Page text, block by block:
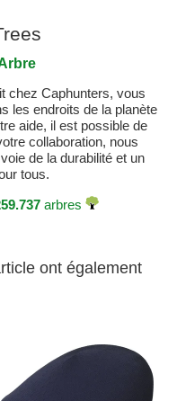
chez Caphunters, vous
les endroits de la planète
aide, il est possible de
collaboration, nous
de la durabilité et un
tous.
arbres
ont également